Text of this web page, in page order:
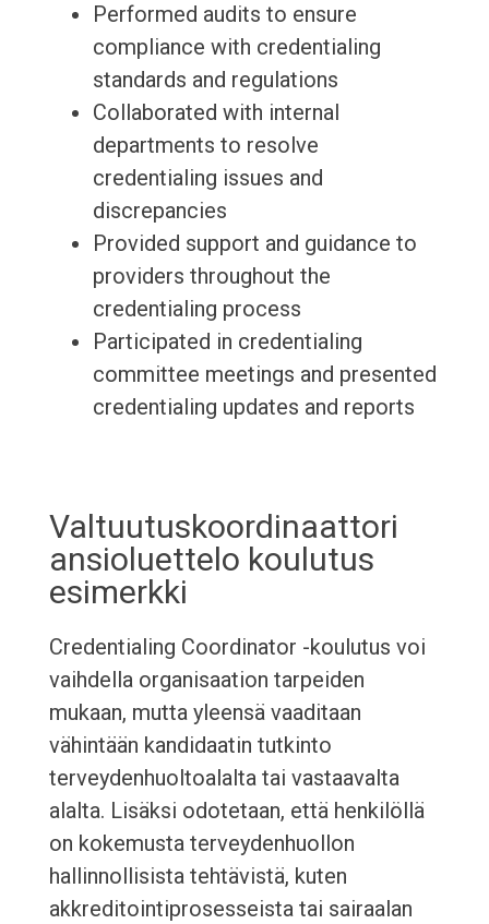
Performed audits to ensure
compliance with credentialing
standards and regulations
Collaborated with internal
departments to resolve
credentialing issues and
discrepancies
Provided support and guidance to
providers throughout the
credentialing process
Participated in credentialing
committee meetings and presented
credentialing updates and reports
Valtuutuskoordinaattori
ansioluettelo koulutus
esimerkki
Credentialing Coordinator -koulutus voi
vaihdella organisaation tarpeiden
mukaan, mutta yleensä vaaditaan
vähintään kandidaatin tutkinto
terveydenhuoltoalalta tai vastaavalta
alalta. Lisäksi odotetaan, että henkilöllä
on kokemusta terveydenhuollon
hallinnollisista tehtävistä, kuten
akkreditointiprosesseista tai sairaalan